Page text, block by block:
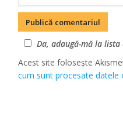
Da, adaugă-mă la
Acest site folosește
cum sunt procesate datele